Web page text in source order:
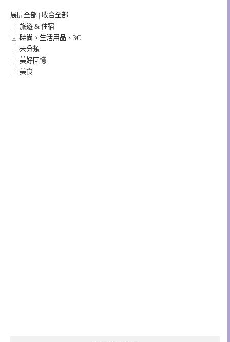
展開全部 | 收合全部
旅遊 & 住宿
時尚、生活用品、3C
未分類
美好回憶
美食